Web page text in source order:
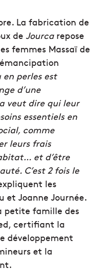
La fabrication de
de Jourcarepose
femmes Massaï de
en perles est
d’une
veut dire qui leur
essentiels en
comme
leurs frais
et d’être
C’est 2 fois le
les
et Joanne Journée.
famille des
certifiant la
développement
et la